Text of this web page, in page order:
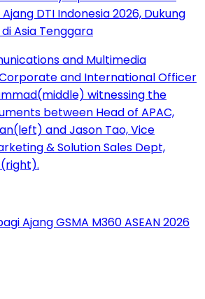
DTI Indonesia 2026, Dukung
Asia Tenggara
Ajang GSMA M360 ASEAN 2026